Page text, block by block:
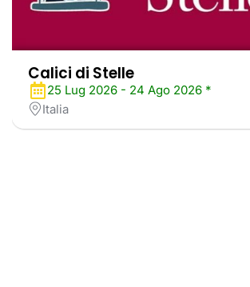
Calici di Stelle
25 Lug 2026 - 24 Ago 2026 *
Italia